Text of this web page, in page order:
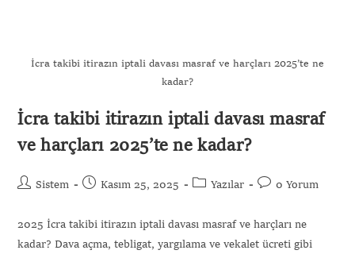
İcra takibi itirazın iptali davası masraf ve harçları 2025’te ne
kadar?
İcra takibi itirazın iptali davası masraf
ve harçları 2025’te ne kadar?
Sistem Kasım 25, 2025 Yazılar 0 Yorum
2025 İcra takibi itirazın iptali davası masraf ve harçları ne
kadar? Dava açma, tebligat, yargılama ve vekalet ücreti gibi